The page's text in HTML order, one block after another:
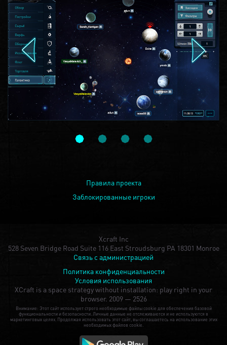
Правила проекта
Заблокированные игроки
Xcraft Inc
528 Seven Bridge Road Suite 116 East Stroudsburg PA 18301 Monroe
Связь с администрацией
Политика конфиденциальности
Условия использования
XCraft is a space strategy without installation: play right in your
browser. 2009 — 2526
Внимание: Этот сайт использует строго необходимые файлы cookie для обеспечения базовой
функциональности и безопасности. Личные данные не отслеживаются и не используются в
маркетинговых целях. Продолжая использовать этот сайт, вы соглашаетесь на использование этих
необходимых файлов cookie.